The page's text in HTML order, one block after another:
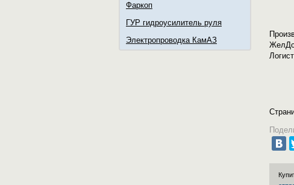
Фаркоп
ГУР гидроусилитель руля
Электропроводка КамАЗ